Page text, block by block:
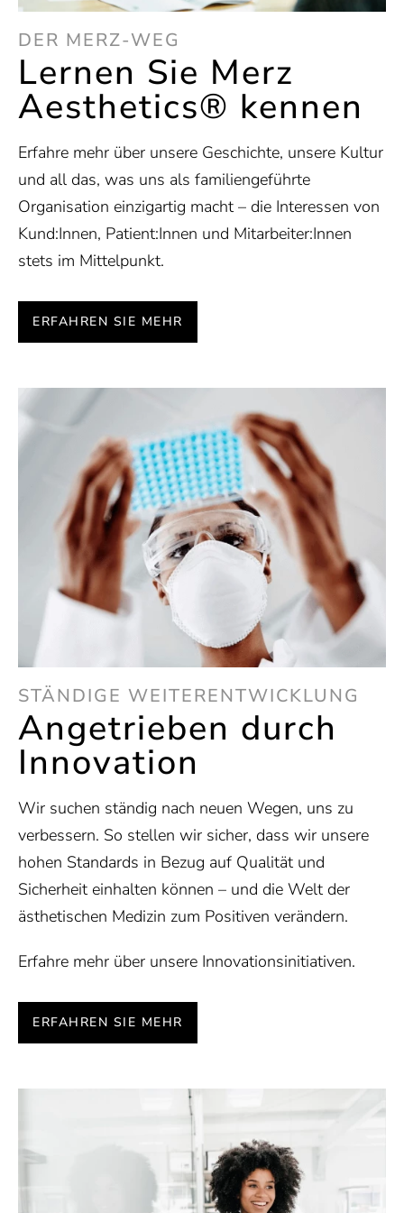
DER MERZ-WEG
Lernen Sie Merz
Aesthetics® kennen
Erfahre mehr über unsere Geschichte, unsere Kultur
und all das, was uns als familiengeführte
Organisation einzigartig macht – die Interessen von
Kund:Innen, Patient:Innen und Mitarbeiter:Innen
stets im Mittelpunkt.
ERFAHREN SIE MEHR
STÄNDIGE WEITERENTWICKLUNG
Angetrieben durch
Innovation
Wir suchen ständig nach neuen Wegen, uns zu
verbessern. So stellen wir sicher, dass wir unsere
hohen Standards in Bezug auf Qualität und
Sicherheit einhalten können – und die Welt der
ästhetischen Medizin zum Positiven verändern.
Erfahre mehr über unsere Innovationsinitiativen.
ERFAHREN SIE MEHR